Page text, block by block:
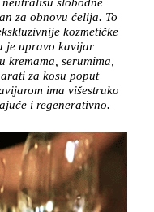
za obnovu ćelija. To
kozmetičke
je upravo kavijar
serumima,
za kosu poput
ima višestruko
i regenerativno.